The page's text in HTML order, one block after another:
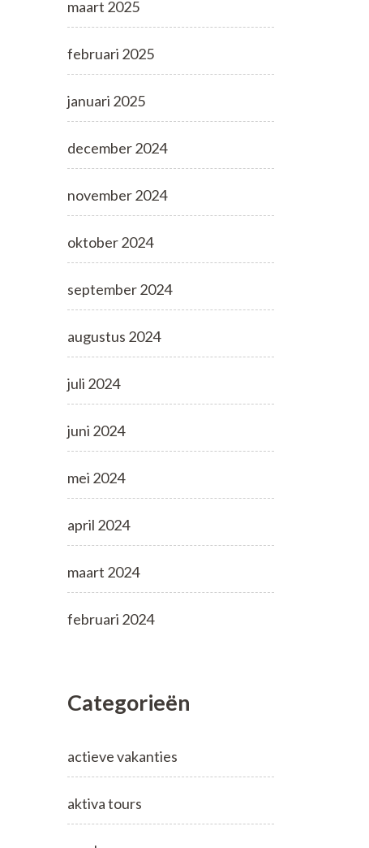
maart 2025
februari 2025
januari 2025
december 2024
november 2024
oktober 2024
september 2024
augustus 2024
juli 2024
juni 2024
mei 2024
april 2024
maart 2024
februari 2024
Categorieën
actieve vakanties
aktiva tours